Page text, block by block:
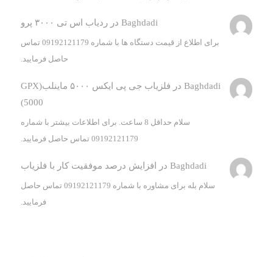
Baghdadi درردیاب اس تی ۳۰۰۰ پرو
برای اطلاع از قیمت دستگاه ها با شماره 09192121179 تماس
حاصل فرمایید.
Baghdadi در
فلزیاب جی پی ایکس ۵۰۰۰ ماینلب(GPX
5000)
سلام حداقل 8 ساعت. برای اطلاعات بیشتر با شماره
09192121179 تماس حاصل فرمایید.
Baghdadi در افزایش درصد موفقیت کار با فلزیاب
سلام بله برای مشاوره با شماره 09192121179 تماس حاصل
فرمایید.